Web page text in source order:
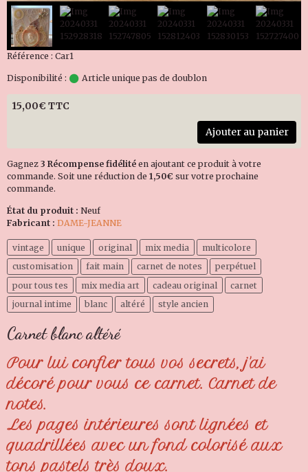
Référence : Car1
Disponibilité : Article unique pas de doublon
15,00€ TTC
Ajouter au panier
Gagnez 3 Récompense fidélité en ajoutant ce produit à votre
commande. Soit une réduction de 1,50€ sur votre prochaine
commande.
État du produit : Neuf
Fabricant : DAME-JEANNE
vintage unique original mix media
multicolore
customisation
fait main carnet de notes
perpétuel
pour tous tes
mix media art cadeau original
carnet
journal intime
blanc altéré style ancien
Carnet blanc altéré
Pour lui confier tous vos secrets, j'ai
décoré pour vous ce carnet. Carnet de
notes.
Les pages intérieures sont lignées et
quadrillées avec un fond colorisé aux
tons pastels très doux.